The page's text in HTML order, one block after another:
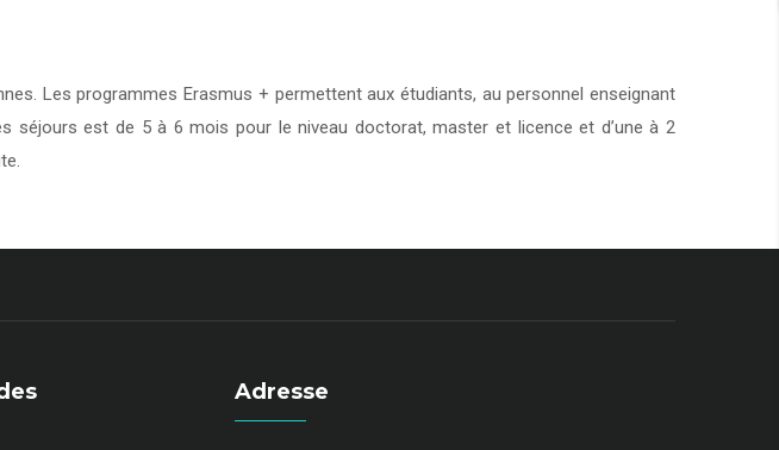
Les programmes Erasmus + permettent aux étudiants, au personnel enseignant
séjours est de 5 à 6 mois pour le niveau doctorat, master et licence et d’une à 2
Adresse